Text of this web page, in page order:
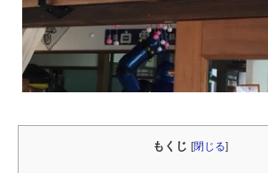
もくじ [閉じる]